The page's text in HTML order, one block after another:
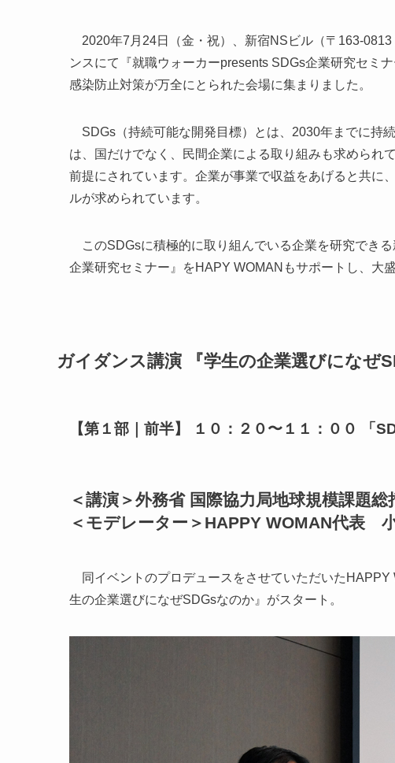
2020年7月24日（金・祝）、新宿NSビル（〒163-
ンスにて『就職ウォーカーpresents SDGs企業研究セミ
感染防止対策が万全にとられた会場に集まりました。
SDGs（持続可能な開発目標）とは、2030年までに持
は、国だけでなく、民間企業による取り組みも求められ
前提にされています。企業が事業で収益をあげると共に
ルが求められています。
このSDGsに積極的に取り組んでいる企業を研究でき
企業研究セミナー』をHAPY WOMANもサポートし、大
ガイダンス講演 『学生の企業選びになぜ
【第１部｜前半】 １０：２０〜１１：００ 「
＜講演＞外務省 国際協⼒局地球規模課題
＜モデレーター＞HAPPY WOMAN代表
同イベントのプロデュースをさせていただいた
生の企業選びになぜSDGsなのか』がスタート。